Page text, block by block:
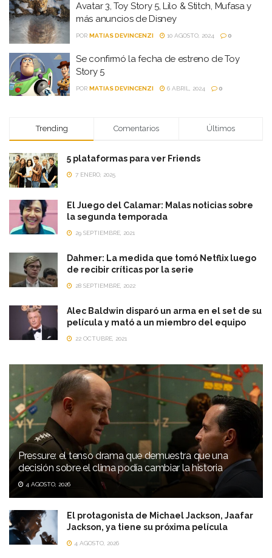
Avatar 3, Toy Story 5, Lilo & Stitch, Mufasa y
más anuncios de Disney
POR MATIAS DEVINCENZI 10 AGOSTO, 2024 0
Se confirmó la fecha de estreno de Toy
Story 5
POR MATIAS DEVINCENZI 6 ABRIL, 2024 0
Trending Comentarios Últimos
5 plataformas para ver Friends
7 ENERO, 2025
El Juego del Calamar: Malas noticias sobre
la segunda temporada
29 SEPTIEMBRE, 2021
Dahmer: La medida que tomó Netflix luego
de recibir críticas por la serie
28 SEPTIEMBRE, 2022
Alec Baldwin disparó un arma en el set de su
película y mató a un miembro del equipo
22 OCTUBRE, 2021
Pressure: el tenso drama que demuestra que una
decisión sobre el clima podía cambiar la historia
4 AGOSTO, 2026
El protagonista de Michael Jackson, Jaafar
Jackson, ya tiene su próxima película
4 AGOSTO, 2026